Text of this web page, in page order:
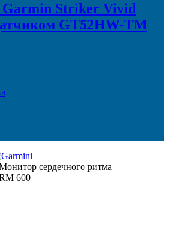
Garmin Striker Vivid
GT52HW-TM
сердечного ритма
600